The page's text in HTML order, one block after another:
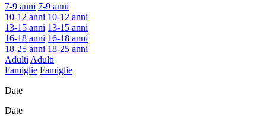
7-9 anni 7-9 anni
10-12 anni 10-12 anni
13-15 anni 13-15 anni
16-18 anni 16-18 anni
18-25 anni 18-25 anni
Adulti Adulti
Famiglie Famiglie
Date
Date